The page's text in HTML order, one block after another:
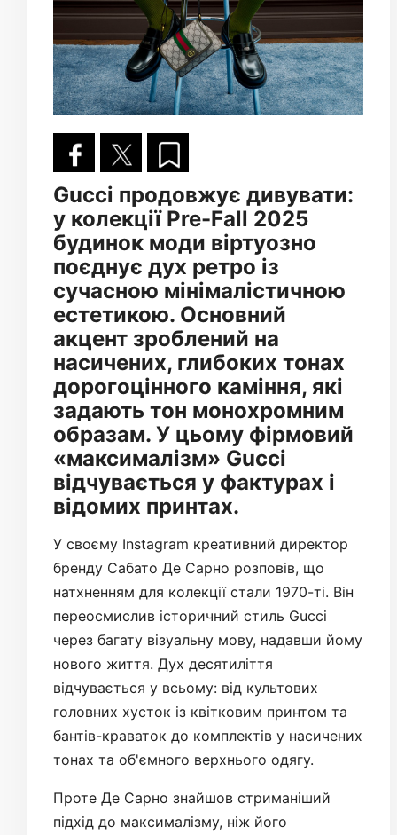
Gucci продовжує дивувати:
у колекції Pre-Fall 2025
будинок моди віртуозно
поєднує дух ретро із
сучасною мінімалістичною
естетикою. Основний
акцент зроблений на
насичених, глибоких тонах
дорогоцінного каміння, які
задають тон монохромним
образам. У цьому фірмовий
«максималізм» Gucci
відчувається у фактурах і
відомих принтах.
У своєму Instagram креативний директор
бренду Сабато Де Сарно розповів, що
натхненням для колекції стали 1970-ті. Він
переосмислив історичний стиль Gucci
через багату візуальну мову, надавши йому
нового життя. Дух десятиліття
відчувається у всьому: від культових
головних хусток із квітковим принтом та
бантів-краваток до комплектів у насичених
тонах та об'ємного верхнього одягу.
Проте Де Сарно знайшов стриманіший
підхід до максималізму, ніж його